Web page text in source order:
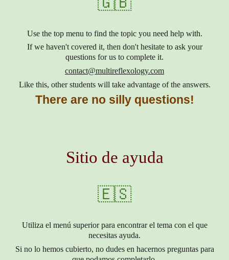
Use the top menu to find the topic you need help with.
If we haven't covered it, then don't hesitate to ask your
questions for us to complete it.
contact@multireflexology.com
Like this, other students will take advantage of the answers.
There are no silly questions!
Sitio de ayuda
🇪🇸
Utiliza el menú superior para encontrar el tema con el que
necesitas ayuda.
Si no lo hemos cubierto, no dudes en hacernos preguntas para